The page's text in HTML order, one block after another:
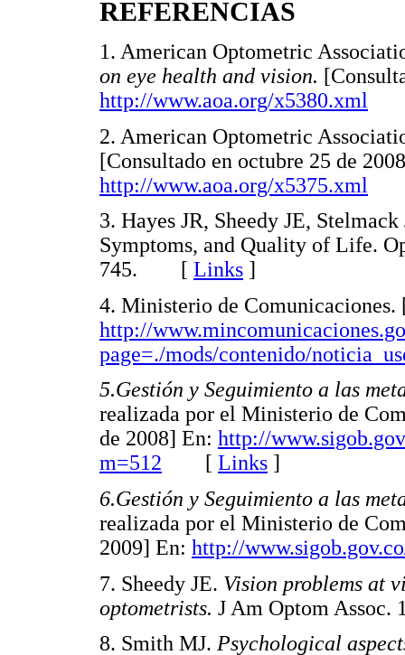
REFERENCIAS
1. American Optometric
on eye health and vision.
http://www.aoa.org/x5380.xml
2. American Optometric
[Consultado en octubre 25 de
http://www.aoa.org/x5375.xml
3. Hayes JR, Sheedy JE,
Symptoms, and Quality of Life.
745. [ Links ]
4. Ministerio de Comunicaciones.
http://
page=./mods/contenido/
5.Gestión y Seguimiento a las
realizada por el Ministerio de
de 2008] En: http://
m=512 [ Links ]
6.Gestión y Seguimiento a las
realizada por el Ministerio de
2009] En: http://
7. Sheedy JE. Vision problems at
optometrists. J Am Optom
8. Smith MJ. Psychological